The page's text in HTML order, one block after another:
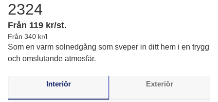
2324
Från 119 kr/st.
Från 340 kr/l
Som en varm solnedgång som sveper in ditt hem i en trygg
och omslutande atmosfär.
Interiör Exteriör